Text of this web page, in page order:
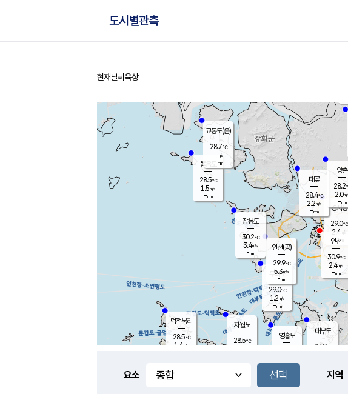
도시별관측
홈
현재날씨 육상
풍도
무의도
29.0℃
1.2m/s
-mm
영흥도
볼음도
28.5℃
1.5m/s
-mm
자월도
28.5℃
장봉도
30.2℃
3.4m/s
-mm
대부도
27.9
경서동
29.0℃
2.4 m/s
-mm
대곶
28.4℃
2.2m/s
-mm
양촌
28.2
2.0m/
-mm
덕적북리
28.5℃
1.4 m/s
인천(공)
29.9℃
5.3m/s
-mm
교동도(음)
28.7℃
-m/s
-mm
인천
30.9℃
2.4m/s
-mm
요소 지역